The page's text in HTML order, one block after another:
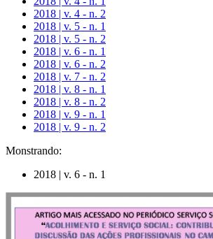
2018 | v. 4 - n. 2
2018 | v. 5 - n. 1
2018 | v. 5 - n. 2
2018 | v. 6 - n. 1
2018 | v. 6 - n. 2
2018 | v. 7 - n. 2
2018 | v. 8 - n. 1
2018 | v. 8 - n. 2
2018 | v. 9 - n. 1
2018 | v. 9 - n. 2
Monstrando:
2018 | v. 6 - n. 1